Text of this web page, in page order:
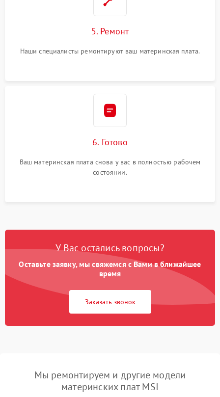
5. Ремонт
Наши специалисты ремонтируют ваш материнская плата.
6. Готово
Ваш материнская плата снова у вас в полностью рабочем
состоянии.
У Вас остались вопросы?
Оставьте заявку, мы свяжемся с Вами в ближайшее
время
Заказать звонок
Мы ремонтируем и другие модели
материнских плат MSI